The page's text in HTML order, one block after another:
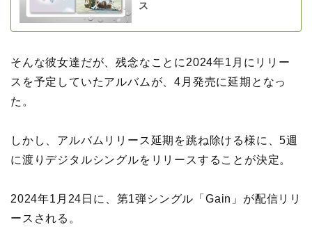
ス
そんな彼女達だが、残念なことに2024年1月にリリー
スを予定していたアルバムが、4月発売に延期となっ
た。
しかし、アルバムリリース延期を跳ね除ける様に、5週
に渡りデジタルシングルをリリースすることが決定。
2024年1月24日に、第1弾シングル「Gain」が配信リリ
ースされる。